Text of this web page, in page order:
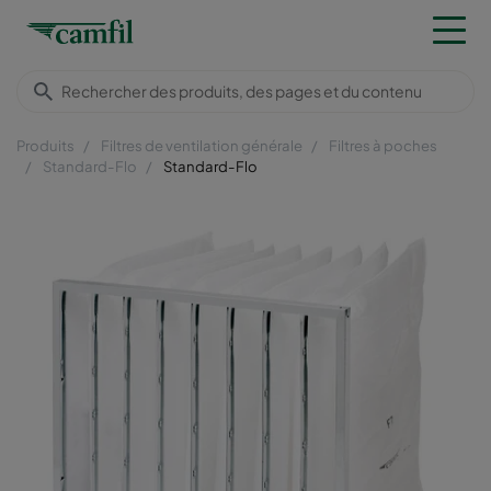
Produits Filtres de ventilation générale
Filtres à poches
Standard-Flo
Standard-Flo